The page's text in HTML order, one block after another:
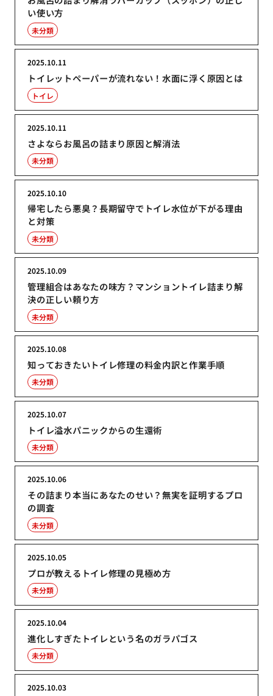
い使い方
未分類
トイレットペーパーが流れない！水面に浮く原因とは
2025.10.11
トイレ
さよならお風呂の詰まり原因と解消法
2025.10.11
未分類
帰宅したら悪臭？長期留守でトイレ水位が下がる理由
と対策
2025.10.10
未分類
管理組合はあなたの味方？マンショントイレ詰まり解
決の正しい頼り方
2025.10.09
未分類
知っておきたいトイレ修理の料金内訳と作業手順
2025.10.08
未分類
トイレ溢水パニックからの生還術
2025.10.07
未分類
その詰まり本当にあなたのせい？無実を証明するプロ
の調査
2025.10.06
未分類
プロが教えるトイレ修理の見極め方
2025.10.05
未分類
進化しすぎたトイレという名のガラパゴス
2025.10.04
未分類
2025.10.03